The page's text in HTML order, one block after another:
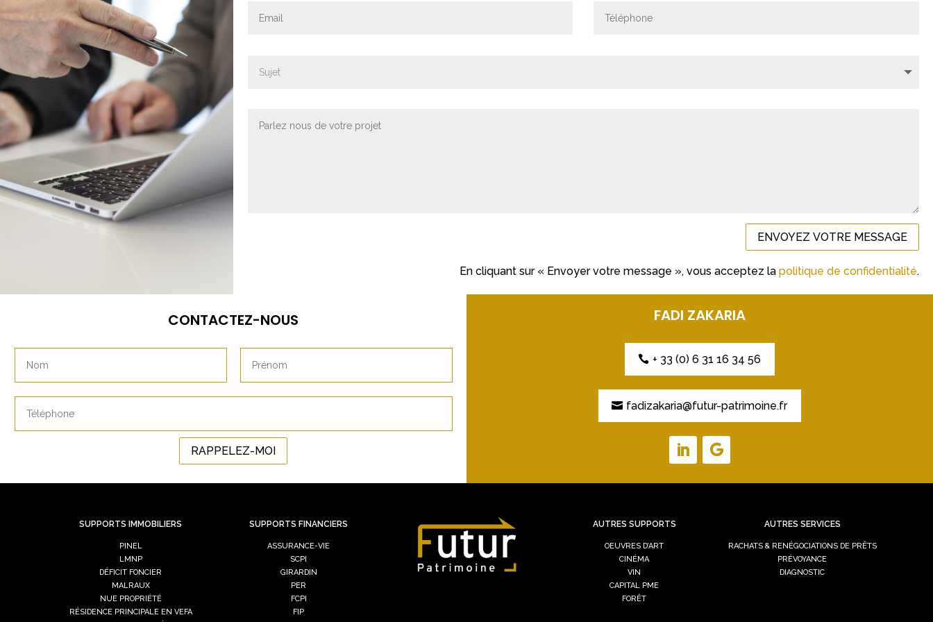
ENVOYEZ VOTRE MESSAGE
En cliquant sur « Envoyer votre message », vous acceptez la politique de confidentialité.
CONTACTEZ-NOUS
RAPPELEZ-MOI
FADI ZAKARIA
+ 33 (0) 6 31 16 34 56
fadizakaria@futur-patrimoine.fr
SUPPORTS IMMOBILIERS
PINEL
LMNP
DÉFICIT FONCIER
MALRAUX
NUE PROPRIÉTÉ
RÉSIDENCE PRINCIPALE EN VEFA
SUPPORTS FINANCIERS
ASSURANCE-VIE
SCPI
GIRARDIN
PER
FCPI
FIP
AUTRES SUPPORTS
OEUVRES D’ART
CINÉMA
VIN
CAPITAL PME
FORÊT
AUTRES SERVICES
RACHATS & RENÉGOCIATIONS DE PRÊTS
PRÉVOYANCE
DIAGNOSTIC